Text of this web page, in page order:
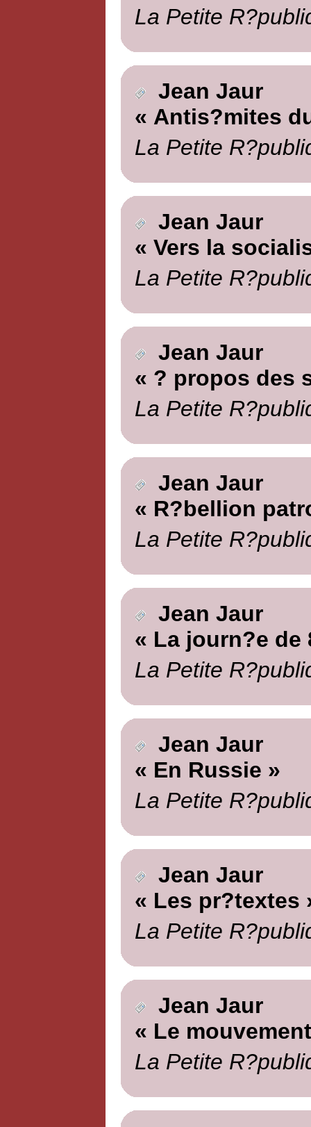
La Petite
Jean Jaur
« Antis?mites
La Petite
Jean Jaur
« Vers la
La Petite
Jean Jaur
« ? propos des
La Petite
Jean Jaur
« R?bellion
La Petite
Jean Jaur
« La journ?e de
La Petite
Jean Jaur
« En Russie »
La Petite
Jean Jaur
« Les pr?textes
La Petite
Jean Jaur
« Le
La Petite